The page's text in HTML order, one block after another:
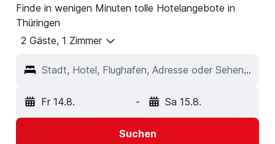
Finde in wenigen Minuten tolle Hotelangebote in
Thüringen
2 Gäste, 1 Zimmer
Stadt, Hotel, Flughafen, Adresse oder Sehenswürdigkeit
Fr 14.8. - Sa 15.8.
Suchen